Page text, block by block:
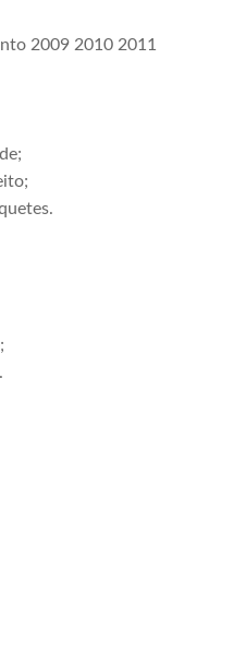
2009 2010 2011